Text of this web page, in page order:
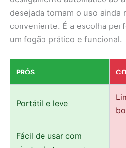
desejada tornam o uso ainda
conveniente. É a escolha
um fogão prático e funcional.
PRÓS
Portátil e leve
Fácil de usar com